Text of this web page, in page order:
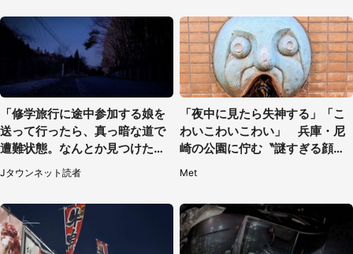
「修学旅行に途中参加する娘を
送って行ったら、真っ暗な道で
遭難状態。なんとか見つけた民
家に助けを求めると、住人の男
性が...」
Jタウンネット読者
「夜中に見たら失神する」「こ
わいこわいこわい」 兵庫・尼
崎の公園に佇む〝謎すぎる顔〟
に1.3万人戦慄
Met